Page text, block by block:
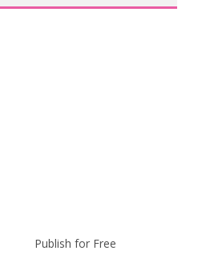
Publish for Free